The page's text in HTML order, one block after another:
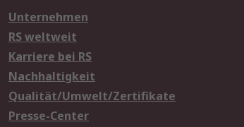
Unternehmen
RS weltweit
Karriere bei RS
Nachhaltigkeit
Qualität/Umwelt/Zertifikate
Presse-Center